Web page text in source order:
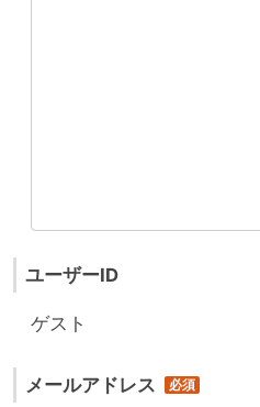
ユーザーID
ゲスト
メールアドレス